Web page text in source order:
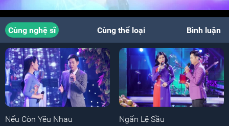
Cùng nghệ sĩ Cùng thể loại Bình luận
Nếu Còn Yêu Nhau
Ngấn Lệ Sầu